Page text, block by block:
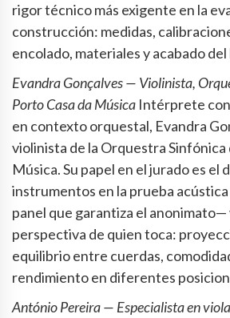
rigor técnico más exigente en la
construcción: medidas,
encolado, materiales y acabado del
Evandra Gonçalves — Violinista,
Porto Casa da Música Intérprete
en contexto orquestal, Evandra
violinista de la Orquestra Sinfónica
Música. Su papel en el jurado es el
instrumentos en la prueba
panel que garantiza el anonimato—
perspectiva de quien toca:
equilibrio entre cuerdas,
rendimiento en diferentes
António Pereira — Especialista en